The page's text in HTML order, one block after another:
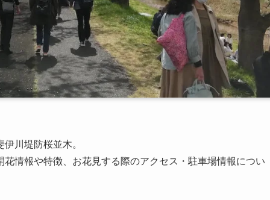
川堤防桜並木。
情報や特徴、お花見する際のアクセス・駐車場情報につい